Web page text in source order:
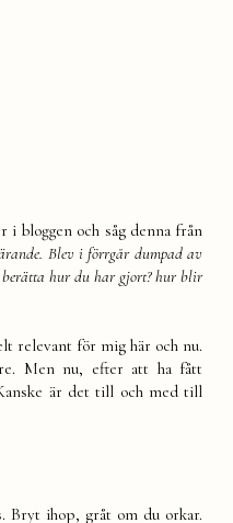
i bloggen och såg denna från
Blev i förrgår dumpad av
hur du har gjort? hur blir
relevant för mig här och nu.
Men nu, efter att ha fått
är det till och med till
Bryt ihop, gråt om du orkar.